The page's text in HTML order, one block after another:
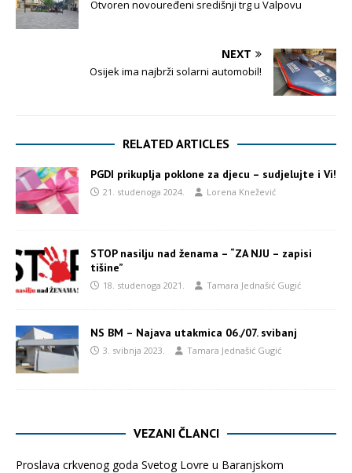
Otvoren novouređeni središnji trg u Valpovu
NEXT
Osijek ima najbrži solarni automobil!
RELATED ARTICLES
PGDI prikuplja poklone za djecu – sudjelujte i Vi!
21. studenoga 2024. Lorena Knežević
STOP nasilju nad ženama – “ZA NJU – zapisi
tišine”
18. studenoga 2021. Tamara Jednašić Gugić
NS BM – Najava utakmica 06./07. svibanj
3. svibnja 2023. Tamara Jednašić Gugić
VEZANI ČLANCI
Proslava crkvenog goda Svetog Lovre u Baranjskom